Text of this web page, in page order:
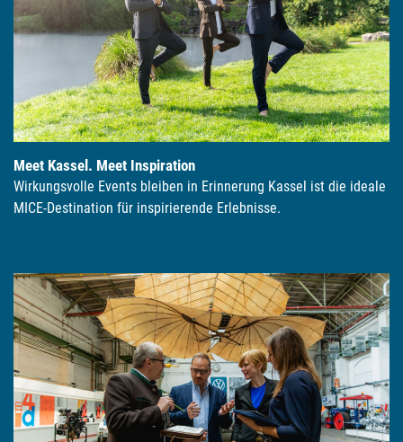
Meet Kassel. Meet Inspiration
Wirkungsvolle Events bleiben in Erinnerung Kassel ist die ideale
MICE-Destination für inspirierende Erlebnisse.